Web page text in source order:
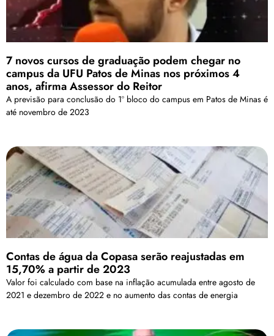
7 novos cursos de graduação podem chegar no
campus da UFU Patos de Minas nos próximos 4
anos, afirma Assessor do Reitor
A previsão para conclusão do 1º bloco do campus em Patos de Minas é
até novembro de 2023
Contas de água da Copasa serão reajustadas em
15,70% a partir de 2023
Valor foi calculado com base na inflação acumulada entre agosto de
2021 e dezembro de 2022 e no aumento das contas de energia